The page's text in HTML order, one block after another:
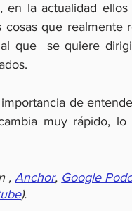
en la actualidad
que realmente
que  se quiere
de
muy rápido,
, Anchor, Google
).